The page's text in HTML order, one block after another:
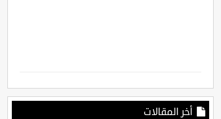
أخر المقالات